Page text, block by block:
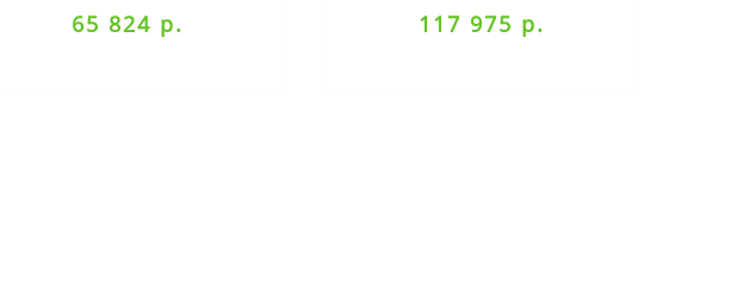
специалисты Fest..
65 824 р.
специалисты Fest..
117 975 р.